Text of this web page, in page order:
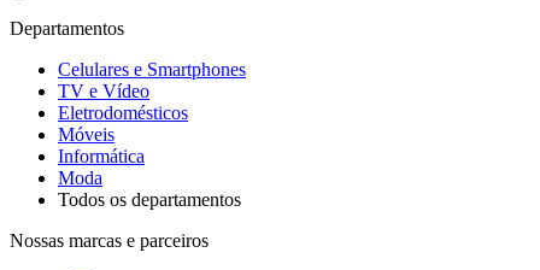
Departamentos
Celulares e Smartphones
TV e Vídeo
Eletrodomésticos
Móveis
Informática
Moda
Todos os departamentos
Nossas marcas e parceiros